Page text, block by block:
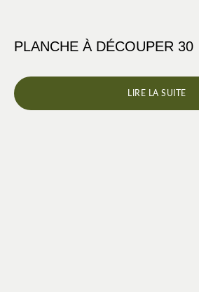
PLANCHE À DÉCOUPER 30
LIRE LA SUITE